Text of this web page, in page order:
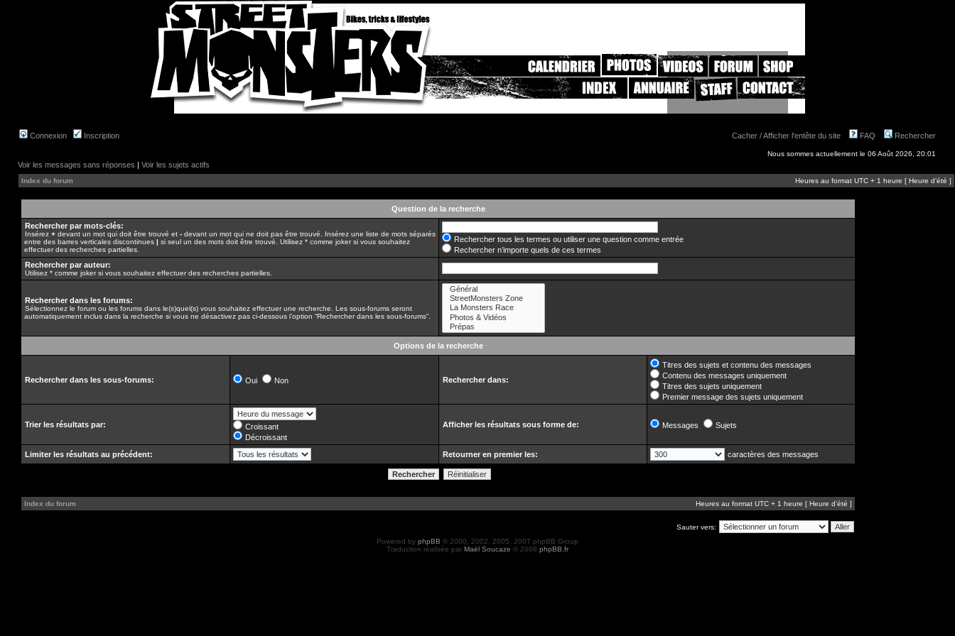
Connexion Inscription Cacher / Afficher l'entête du site FAQ Rechercher
Nous sommes actuellement le 06 Août 2026, 20:01
Voir les messages sans réponses | Voir les sujets actifs
Index du forum Heures au format UTC + 1 heure [ Heure d’été ]
Question de la recherche
Rechercher par mots-clés:
Insérez + devant un mot qui doit être trouvé et - devant un mot qui ne doit pas être trouvé. Insérez une liste de mots séparés
entre des barres verticales discontinues | si seul un des mots doit être trouvé. Utilisez * comme joker si vous souhaitez
effectuer des recherches partielles.
Rechercher tous les termes ou utiliser une question comme entrée
Rechercher n’importe quels de ces termes
Rechercher par auteur:
Utilisez * comme joker si vous souhaitez effectuer des recherches partielles.
Rechercher dans les forums:
Sélectionnez le forum ou les forums dans le(s)quel(s) vous souhaitez effectuer une recherche. Les sous-forums seront
automatiquement inclus dans la recherche si vous ne désactivez pas ci-dessous l’option “Rechercher dans les sous-forums”.
Options de la recherche
Rechercher dans les sous-forums: Oui Non Rechercher dans:
Titres des sujets et contenu des messages
Contenu des messages uniquement
Titres des sujets uniquement
Premier message des sujets uniquement
Trier les résultats par:
Croissant
Décroissant
Afficher les résultats sous forme de: Messages Sujets
Limiter les résultats au précédent: Retourner en premier les: caractères des messages
Index du forum Heures au format UTC + 1 heure [ Heure d’été ]
Sauter vers:
Powered by phpBB © 2000, 2002, 2005, 2007 phpBB Group
Traduction réalisée par Maël Soucaze © 2009 phpBB.fr